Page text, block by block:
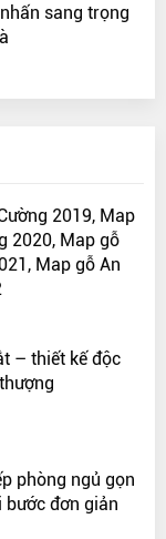
sang trọng
2019, Map
2020, Map gỗ
Map gỗ An
– thiết kế độc
phòng ngủ gọn
bước đơn giản